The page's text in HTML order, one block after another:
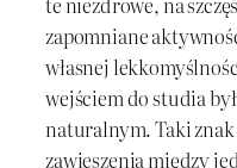
zapomniane
własnej
wejściem do studia
naturalnym. Taki
zawieszenia między